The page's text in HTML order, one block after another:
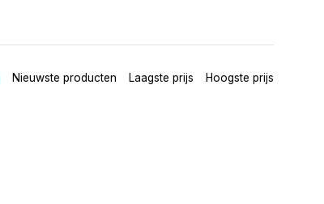
Nieuwste producten Laagste prijs Hoogste prijs